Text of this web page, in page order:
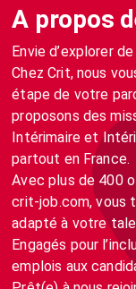
A propos
Envie d’explorer
Chez Crit, nous
étape de votre
proposons des
Intérimaire et
partout en France.
Avec plus de 400
crit-job.com, vous
adapté à votre
Engagés pour
emplois aux